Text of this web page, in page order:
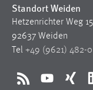
Standort Weiden
Hetzenrichter Weg 15
92637 Weiden
Tel +49 (9621) 482-0
RSS YouTubeXing
Chat
Name:
chat-frame-